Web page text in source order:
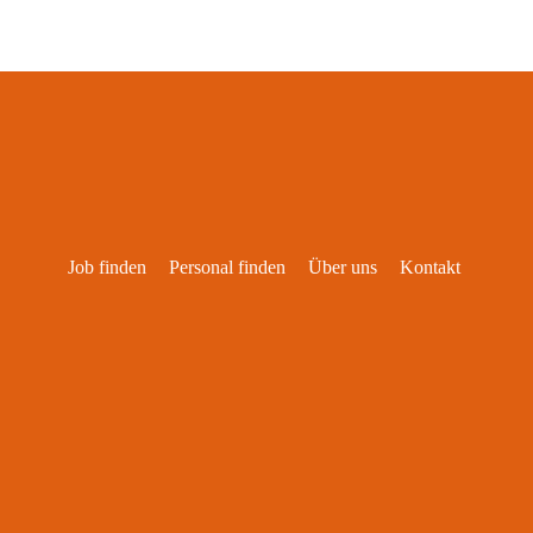
Job finden Personal finden Über uns Kontakt